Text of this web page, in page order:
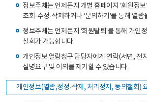
정보주체는 언제든지 개별 홈페이지 ‘회원정
조회·수정·삭제하거나 ‘문의하기’를 통해 열
정보주체는 언제든지 ‘회원탈퇴’를 통해 개인
철회가 가능합니다.
개인정보 열람청구 담당자에게 연락(서면, 전
설명요구 및 이의를 제기할 수 있습니다.
개인정보(열람,정정·삭제, 처리정지, 동의철회)